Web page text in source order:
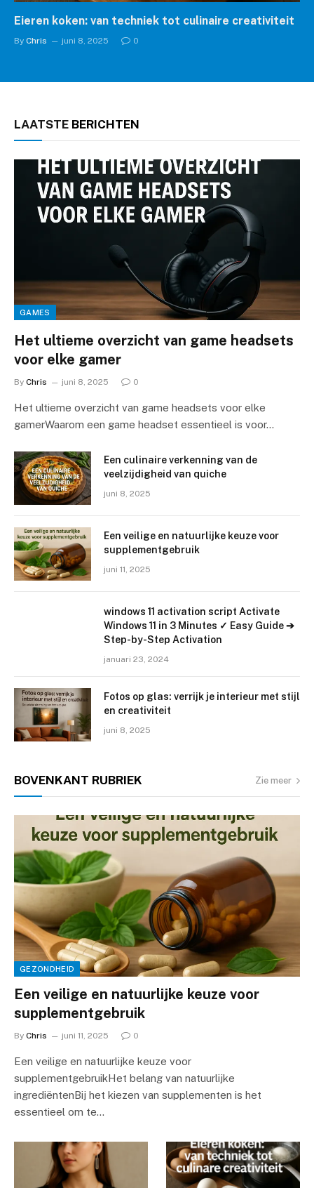
Eieren koken: van techniek tot culinaire creativiteit
By Chris juni 8, 2025 0
LAATSTE BERICHTEN
GAMES
Het ultieme overzicht van game headsets
voor elke gamer
By Chris juni 8, 2025 0
Het ultieme overzicht van game headsets voor elke
gamerWaarom een game headset essentieel is voor…
Een culinaire verkenning van de
veelzijdigheid van quiche
juni 8, 2025
Een veilige en natuurlijke keuze voor
supplementgebruik
juni 11, 2025
windows 11 activation script Activate
Windows 11 in 3 Minutes ✓ Easy Guide ➔
Step-by-Step Activation
januari 23, 2024
Fotos op glas: verrijk je interieur met stijl
en creativiteit
juni 8, 2025
BOVENKANT RUBRIEK Zie meer
GEZONDHEID
Een veilige en natuurlijke keuze voor
supplementgebruik
By Chris juni 11, 2025 0
Een veilige en natuurlijke keuze voor
supplementgebruikHet belang van natuurlijke
ingrediëntenBij het kiezen van supplementen is het
essentieel om te…